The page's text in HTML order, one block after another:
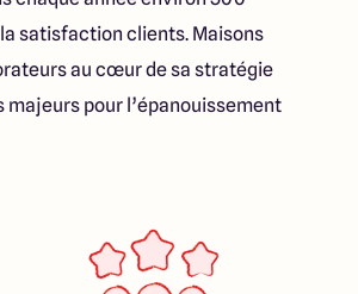
satisfaction clients. Maisons
au cœur de sa stratégie
majeurs pour l’épanouissement